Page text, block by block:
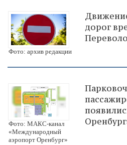
Фото: архив редакции
дорог
Фото: МАКС-канал
«Международный
аэропорт Оренбург»